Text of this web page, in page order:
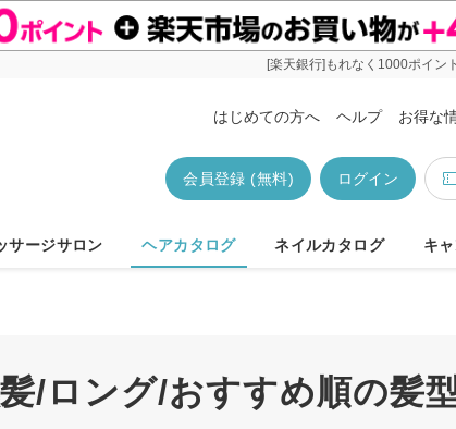
[楽天銀行]もれなく1000ポイント
はじめての方へ ヘルプ お得な
ログイン
会員登録 (無料)
サージサロン ヘアカタログ ネイルカタログ キ
/ロング/おすすめ順の髪